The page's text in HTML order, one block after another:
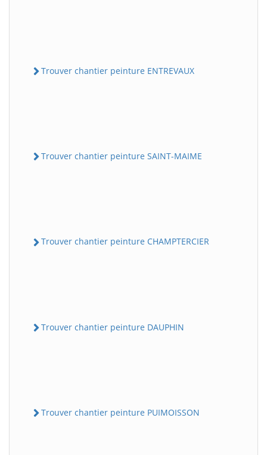
Trouver chantier peinture ENTREVAUX
Trouver chantier peinture SAINT-MAIME
Trouver chantier peinture CHAMPTERCIER
Trouver chantier peinture DAUPHIN
Trouver chantier peinture PUIMOISSON